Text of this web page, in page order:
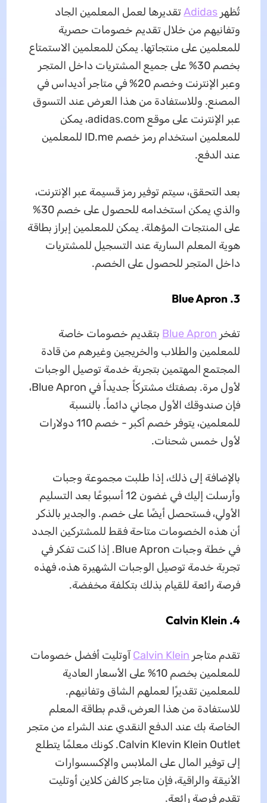
تُظهر Adidasتقديرها لعمل المعلمين الجاد
وتفانيهم من خلال تقديم خصومات حصرية
للمعلمين على منتجاتها. يمكن للمعلمين الاستمتاع
بخصم 30% على جميع المشتريات داخل المتجر
وعبر الإنترنت وخصم 20% في متاجر أديداس في
المصنع. وللاستفادة من هذا العرض عند التسوق
عبر الإنترنت على موقع adidas.com، يمكن
للمعلمين استخدام رمز خصم ID.me للمعلمين
عند الدفع.
بعد التحقق، سيتم توفير رمز قسيمة عبر الإنترنت،
والذي يمكن استخدامه للحصول على خصم 30%
على المنتجات المؤهلة. يمكن للمعلمين إبراز بطاقة
هوية المعلم السارية عند التسجيل للمشتريات
داخل المتجر للحصول على الخصم.
3. Blue Apron
تفخر Blue Apron بتقديم خصومات خاصة
للمعلمين والطلاب والخريجين وغيرهم من قادة
المجتمع المهتمين بتجربة خدمة توصيل الوجبات
لأول مرة. بصفتك مشتركاً جديداً في Blue Apron،
فإن صندوقك الأول مجاني دائماً. بالنسبة
للمعلمين، يتوفر خصم أكبر - خصم 110 دولارات
لأول خمس شحنات.
بالإضافة إلى ذلك، إذا طلبت مجموعة وجبات
وأرسلت إليك في غضون 12 أسبوعًا بعد التسليم
الأولي، فستحصل أيضًا على خصم. والجدير بالذكر
أن هذه الخصومات متاحة فقط للمشتركين الجدد
في خطة وجبات Blue Apron. إذا كنت تفكر في
تجربة خدمة توصيل الوجبات الشهيرة هذه، فهذه
فرصة رائعة للقيام بذلك بتكلفة مخفضة.
4. Calvin Klein
تقدم متاجر Calvin Klein آوتليت أفضل خصومات
للمعلمين بخصم 10% على الأسعار العادية
للمعلمين تقديرًا لعملهم الشاق وتفانيهم.
للاستفادة من هذا العرض، قدم بطاقة المعلم
الخاصة بك عند الدفع النقدي عند الشراء من متجر
Calvin Klevin Klein Outlet. كونك معلمًا يتطلع
إلى توفير المال على الملابس والإكسسوارات
الأنيقة والراقية، فإن متاجر كالفن كلاين أوتليت
تقدم فرصة رائعة.